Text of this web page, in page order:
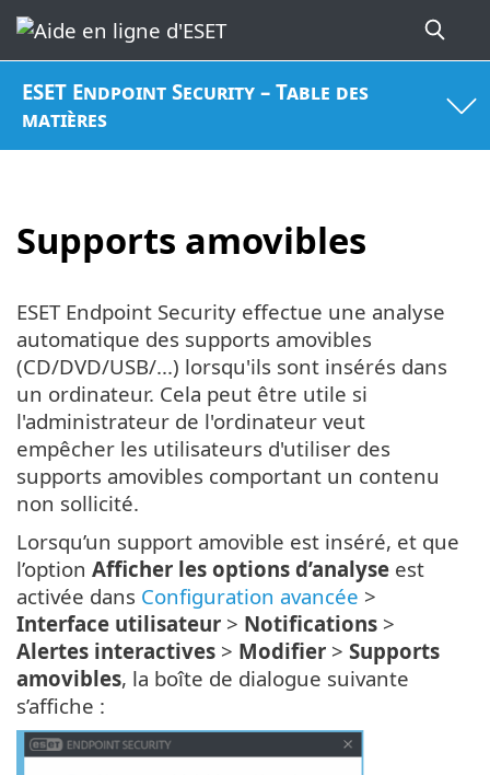
ESET Endpoint Security – Table des
matières
Supports amovibles
ESET Endpoint Security effectue une analyse
automatique des supports amovibles
(CD/DVD/USB/...) lorsqu'ils sont insérés dans
un ordinateur. Cela peut être utile si
l'administrateur de l'ordinateur veut
empêcher les utilisateurs d'utiliser des
supports amovibles comportant un contenu
non sollicité.
Lorsqu’un support amovible est inséré, et que
l’option Afficher les options d’analyse est
activée dans Configuration avancée >
Interface utilisateur > Notifications >
Alertes interactives > Modifier > Supports
amovibles, la boîte de dialogue suivante
s’affiche :